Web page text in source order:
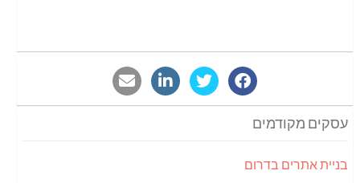
עסקים מקודמים
בניית אתרים בדרום